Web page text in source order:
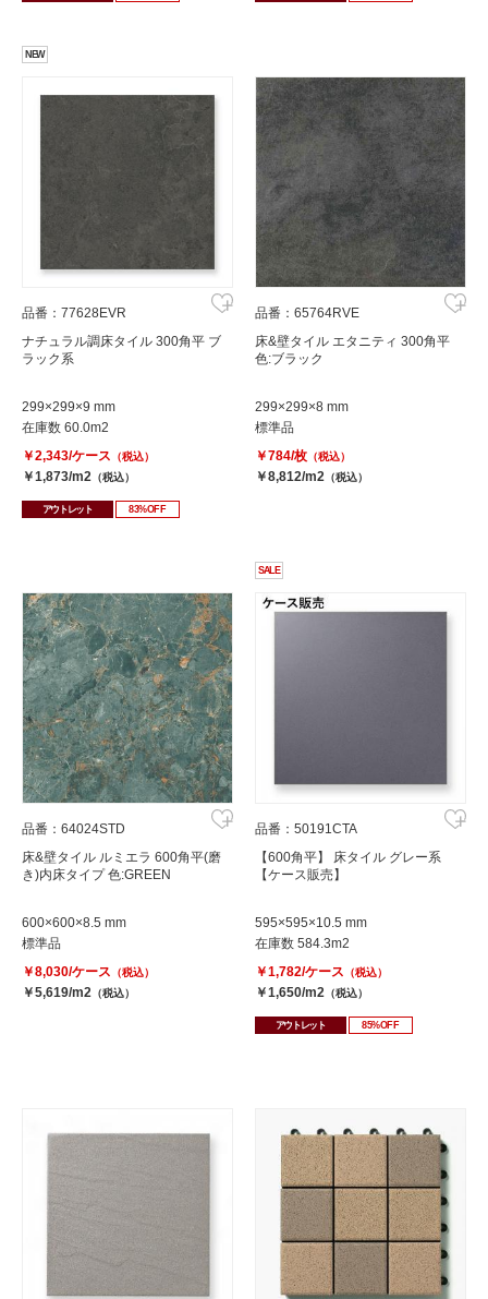
NEW
品番：77628EVR
ナチュラル調床タイル 300角平 ブ
ラック系
299×299×9 mm
在庫数 60.0m2
￥2,343/ケース （税込）
￥1,873/m2 （税込）
アウトレット 83%OFF
品番：65764RVE
床&壁タイル エタニティ 300角平
色:ブラック
299×299×8 mm
標準品
￥784/枚 （税込）
￥8,812/m2 （税込）
品番：64024STD
床&壁タイル ルミエラ 600角平(磨
き)内床タイプ 色:GREEN
600×600×8.5 mm
標準品
￥8,030/ケース （税込）
￥5,619/m2 （税込）
SALE
品番：50191CTA
【600角平】 床タイル グレー系
【ケース販売】
595×595×10.5 mm
在庫数 584.3m2
￥1,782/ケース （税込）
￥1,650/m2 （税込）
アウトレット 85%OFF